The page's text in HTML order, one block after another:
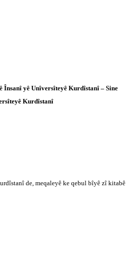
Însanî yê Unîversîteyê Kurdîstanî – Sine
Kurdîstanî
de, meqaleyê ke qebul bîyê zî kitabê